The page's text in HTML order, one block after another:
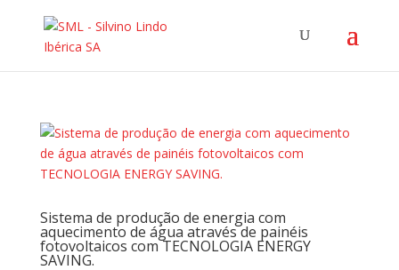
Sistema de produção de energia com
aquecimento de água através de painéis
fotovoltaicos com TECNOLOGIA ENERGY
SAVING.